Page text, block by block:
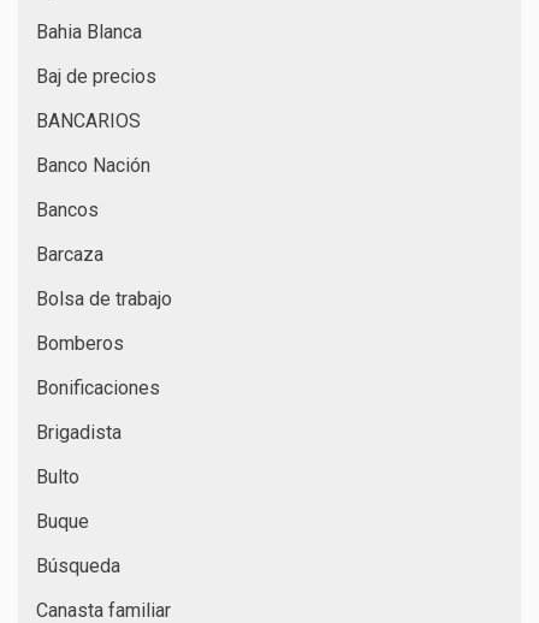
Bahia Blanca
Baj de precios
BANCARIOS
Banco Nación
Bancos
Barcaza
Bolsa de trabajo
Bomberos
Bonificaciones
Brigadista
Bulto
Buque
Búsqueda
Canasta familiar